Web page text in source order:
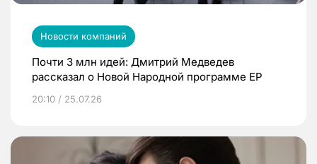
Новости компаний
Почти 3 млн идей: Дмитрий Медведев
рассказал о Новой Народной программе ЕР
20:10 / 25.07.26